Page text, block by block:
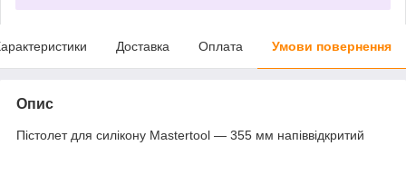
Доставка Оплата Умови повернення
Опис
Пістолет для силікону Mastertool — 355 мм напіввідкритий